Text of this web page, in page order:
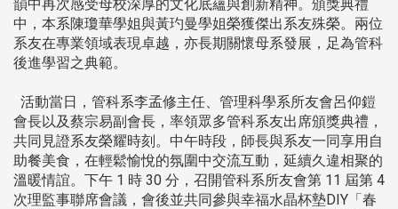
韻中再次感受母校深厚的文化底蘊與創新精神。頒獎典禮
中，本系陳瓊華學姐與黃玓曼學姐榮獲傑出系友殊榮。兩位
系友在專業領域表現卓越，亦長期關懷母系發展，足為管科
後進學習之典範。
活動當日，管科系李孟修主任、管理科學系所友會呂仰鎧
會長以及蔡宗易副會長，率領眾多管科系友出席頒獎典禮，
共同見證系友榮耀時刻。中午時段，師長與系友一同享用自
助餐美食，在輕鬆愉悅的氛圍中交流互動，延續久違相聚的
溫暖情誼。下午 1 時 30 分，召開管科系所友會第 11 屆第 4
次理監事聯席會議，會後並共同參與幸福水晶杯墊DIY「春